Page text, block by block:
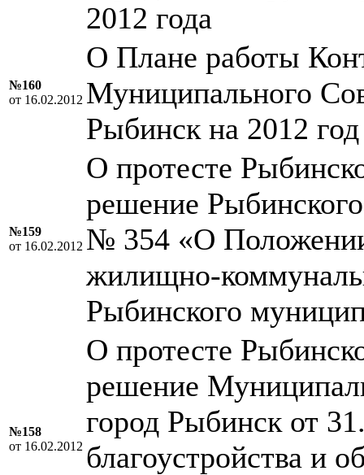
2012 года
№160
от 16.02.2012
О Плане работы
Муниципального
Рыбинск на 2012 год
№159
от 16.02.2012
О протесте
решение
№ 354 «О Положении
жилищно-
Рыбинского
№158
от 16.02.2012
О протесте
решение
город Рыбинск от
благоустройства и